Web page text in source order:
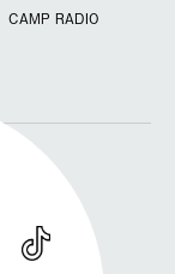
CAMP RADIO